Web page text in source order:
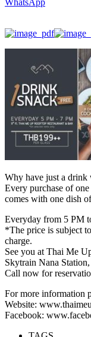
Why have just a drink
Every purchase of
comes with one dish
Everyday from 5 PM
*The price is subject
charge.
See you at Thai Me
Skytrain Nana
Call now for
For more information
Website:
Facebook: